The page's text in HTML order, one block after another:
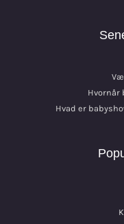
Hvornår
Hvad er